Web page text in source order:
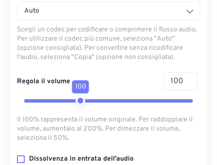
Auto
Scegli un codec per codificare o comprimere il flusso audio.
Per utilizzare il codec più comune, seleziona "Auto"
(opzione consigliata). Per convertire senza ricodificare
l'audio, seleziona "Copia" (opzione non consigliata).
Regola il volume
100
Il 100% rappresenta il volume originale. Per raddoppiare il
volume, aumentalo al 200%. Per dimezzare il volume,
seleziona il 50%.
Dissolvenza in entrata dell'audio